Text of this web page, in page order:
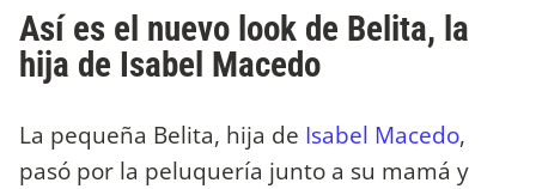
Así es el nuevo look de Belita, la
hija de Isabel Macedo
La pequeña Belita, hija de Isabel Macedo,
pasó por la peluquería junto a su mamá y